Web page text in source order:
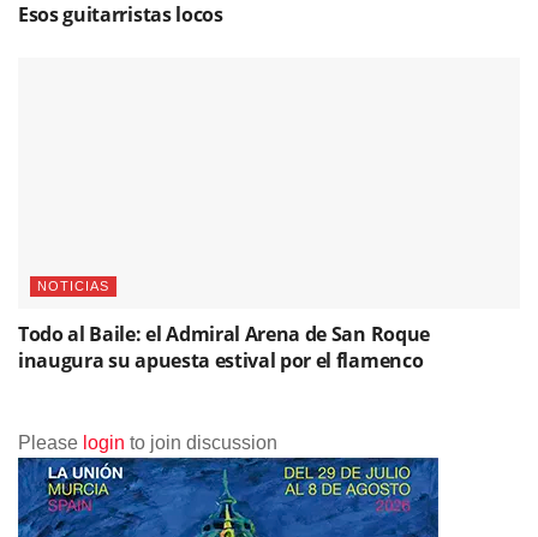
Esos guitarristas locos
NOTICIAS
Todo al Baile: el Admiral Arena de San Roque
inaugura su apuesta estival por el flamenco
Please login to join discussion